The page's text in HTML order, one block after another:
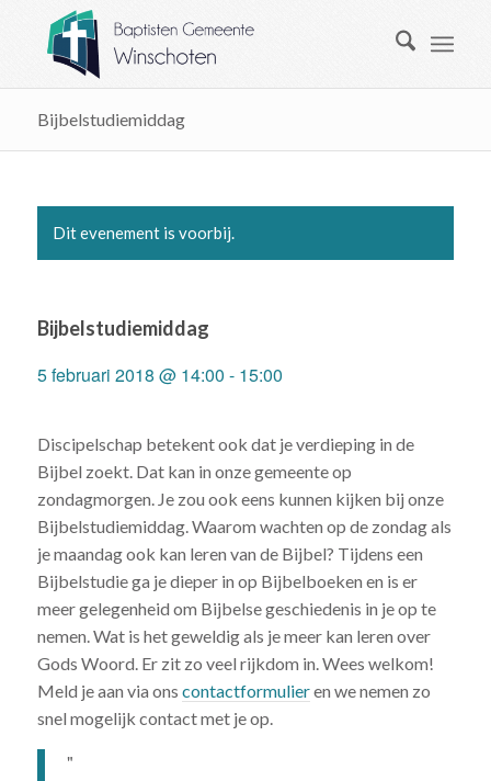
Bijbelstudiemiddag
Dit evenement is voorbij.
Bijbelstudiemiddag
5 februari 2018 @ 14:00 - 15:00
Discipelschap betekent ook dat je verdieping in de
Bijbel zoekt. Dat kan in onze gemeente op
zondagmorgen. Je zou ook eens kunnen kijken bij onze
Bijbelstudiemiddag. Waarom wachten op de zondag als
je maandag ook kan leren van de Bijbel? Tijdens een
Bijbelstudie ga je dieper in op Bijbelboeken en is er
meer gelegenheid om Bijbelse geschiedenis in je op te
nemen. Wat is het geweldig als je meer kan leren over
Gods Woord. Er zit zo veel rijkdom in. Wees welkom!
Meld je aan via ons contactformulieren we nemen zo
snel mogelijk contact met je op.